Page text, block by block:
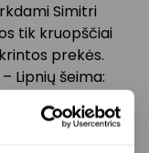
Simitri
tik kruopščiai
prekės.
Lipnių šeima:
Herkus, tai
asmenys,